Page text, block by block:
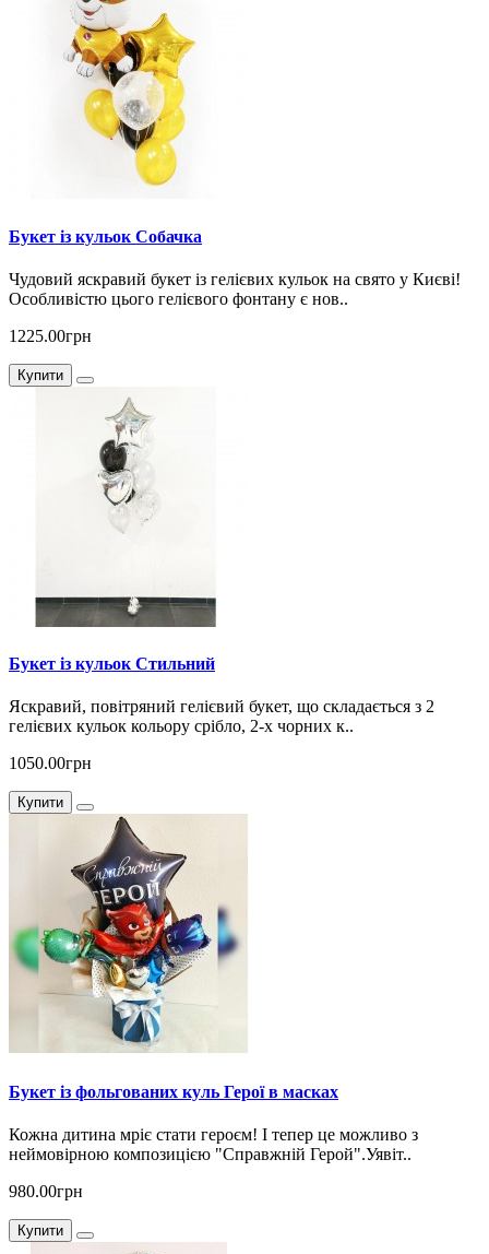
Букет із кульок Собачка
Чудовий яскравий букет із гелієвих кульок на свято у Києві!
Особливістю цього гелієвого фонтану є нов..
1225.00грн
Купити
Букет із кульок Стильний
Яскравий, повітряний гелієвий букет, що складається з 2
гелієвих кульок кольору срібло, 2-х чорних к..
1050.00грн
Купити
Букет із фольгованих куль Герої в масках
Кожна дитина мріє стати героєм! І тепер це можливо з
неймовірною композицією "Справжній Герой".Уявіт..
980.00грн
Купити